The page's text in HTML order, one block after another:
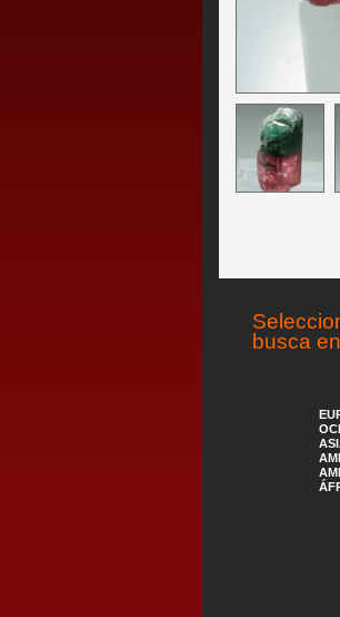
busca